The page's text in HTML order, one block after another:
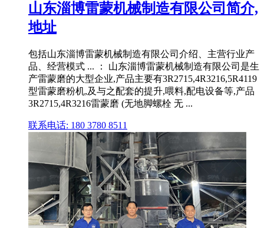
山东淄博雷蒙机械制造有限公司简介,
地址
包括山东淄博雷蒙机械制造有限公司介绍、主营行业产
品、经营模式 ... ： 山东淄博雷蒙机械制造有限公司是生
产雷蒙磨的大型企业,产品主要有3R2715,4R3216,5R4119
型雷蒙磨粉机,及与之配套的提升,喂料,配电设备等,产品
3R2715,4R3216雷蒙磨 (无地脚螺栓 无 ...
联系电话: 180 3780 8511